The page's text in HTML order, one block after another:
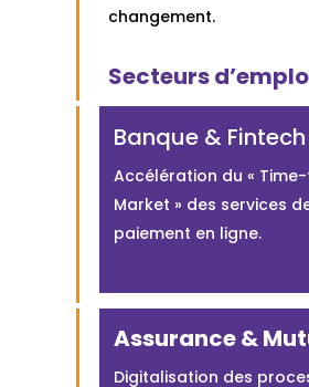
changement.
Secteurs
Banque & Fintech
Accélération du «
Market » des services
paiement en ligne.
Assurance &
Digitalisation des